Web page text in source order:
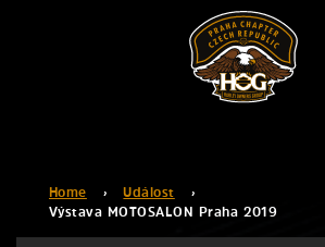
Home › Událost
›
Výstava MOTOSALON Praha 2019